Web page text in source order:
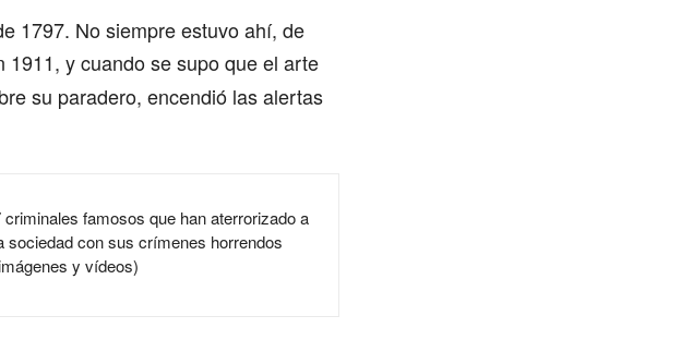
1797. No siempre estuvo ahí, de
y cuando se supo que el arte
su paradero, encendió las alertas
criminales famosos que han aterrorizado a
sociedad con sus crímenes horrendos
y vídeos)